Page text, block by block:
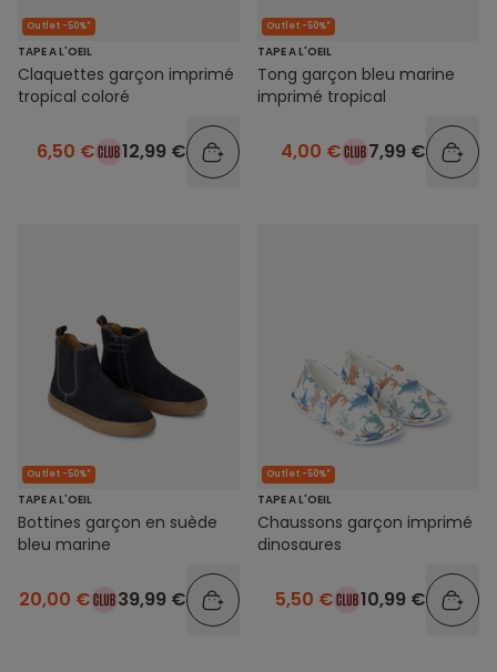
Outlet -50%*
TAPE A L'OEIL
Claquettes garçon imprimé
tropical coloré
6,50 € 12,99 €
Outlet -50%*
TAPE A L'OEIL
Tong garçon bleu marine
imprimé tropical
4,00 € 7,99 €
Outlet -50%*
TAPE A L'OEIL
Bottines garçon en suède
bleu marine
20,00 € 39,99 €
Outlet -50%*
TAPE A L'OEIL
Chaussons garçon imprimé
dinosaures
5,50 € 10,99 €